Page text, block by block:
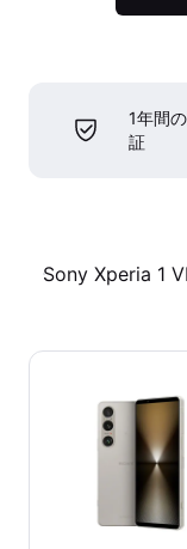
1年間
証
Sony Xperia 1 VI